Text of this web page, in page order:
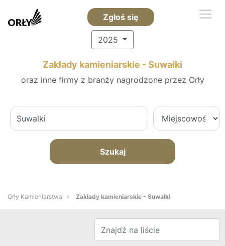
Zgłoś się
2025
Zakłady kamieniarskie - Suwałki
oraz inne firmy z branży nagrodzone przez Orły
Szukaj
Orły Kamieniarstwa Zakłady kamieniarskie - Suwałki